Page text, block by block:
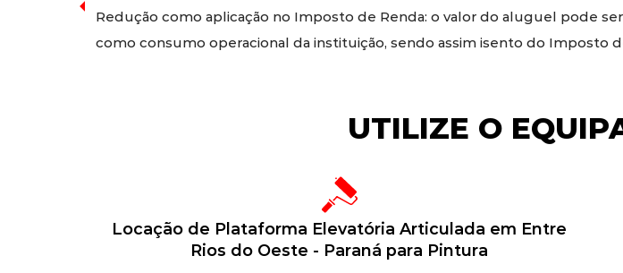
Redução como aplicação no Imposto de Renda: o valor do aluguel pode
como consumo operacional da instituição, sendo assim isento do Imposto
UTILIZE O
Locação de Plataforma Elevatória Articulada em Entre
Rios do Oeste - Paraná para Pintura